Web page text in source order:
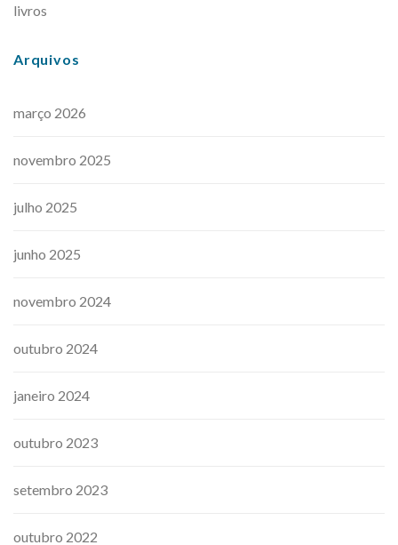
livros
Arquivos
março 2026
novembro 2025
julho 2025
junho 2025
novembro 2024
outubro 2024
janeiro 2024
outubro 2023
setembro 2023
outubro 2022